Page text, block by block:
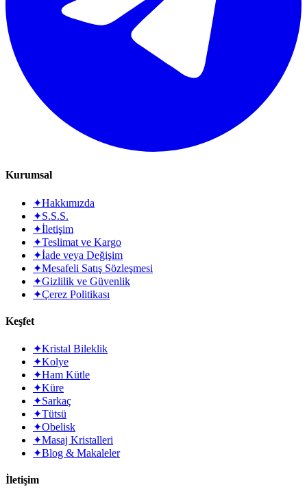
Kurumsal
✦Hakkımızda
✦S.S.S.
✦İletişim
✦Teslimat ve Kargo
✦İade veya Değişim
✦Mesafeli Satış Sözleşmesi
✦Gizlilik ve Güvenlik
✦Çerez Politikası
Keşfet
✦Kristal Bileklik
✦Kolye
✦Ham Kütle
✦Küre
✦Sarkaç
✦Tütsü
✦Obelisk
✦Masaj Kristalleri
✦Blog & Makaleler
İletişim